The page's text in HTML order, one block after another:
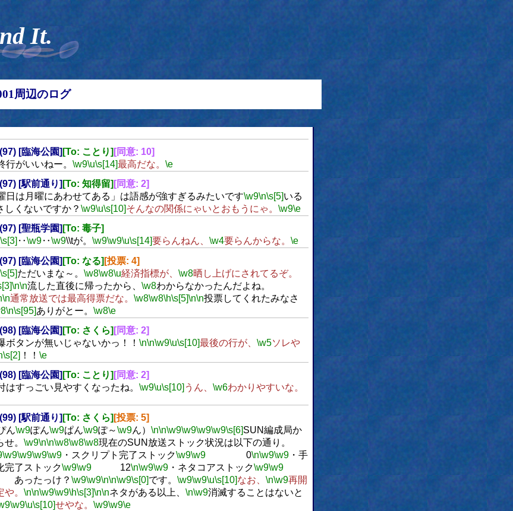
It.
周辺のログ
[臨海公園] [To: ことり] [同意: 10]
行がいいねー。 \w9\u\s[14]最高だな。 \e
[駅前通り] [To: 知得留] [同意: 2]
日は月曜にあわせてある」は語感が強すぎるみたいです\w9\n\s[5]いる
しくないですか？ \w9\u\s[10]そんなの関係にゃいとおもうにゃ。 \w9\e
[聖瓶学園] [To: 毒子]
\s[3] ‥\w9‥\w9\\tが。 \w9\w9\u\s[14]要らんねん、 \w4要らんからな。 \e
[臨海公園] [To: なる] [投票: 4]
\s[5]ただいまな～。 \w8\w8\u経済指標が、 \w8晒し上げにされてるぞ。
\n\n流した直後に帰ったから、 \w8わからなかったんだよね。
\n通常放送では最高得票だな。 \w8\w8\h\s[5]\n\n投票してくれたみなさ
\n\s[95]ありがとー。 \w8\e
[臨海公園] [To: さくら] [同意: 2]
ボタンが無いじゃないかっ！！ \n\n\w9\u\s[10]最後の行が、 \w5ソレや
\s[2] ！！ \e
[臨海公園] [To: ことり] [同意: 2]
はすっごい見やすくなったね。 \w9\u\s[10] うん、 \w6わかりやすいな。
[駅前通り] [To: さくら] [投票: 5]
ん\w9ぽん\w9ぱん\w9ぽ～\w9ん） \n\n\w9\w9\w9\w9\s[6]SUN編成局か
。 \w9\n\n\w8\w8\w8現在のSUN放送ストック状況は以下の通り。
\w9\w9\w9\w9・スクリプト完了ストック\w9\w90\n\w9\w9・手
完了ストック\w9\w912\n\w9\w9・ネタコアストック\w9\w9
っけ？ \w9\w9\n\n\w9\s[0]です。 \w9\w9\u\s[10]なお、 \n\w9再開
。 \n\n\w9\w9\h\s[3]\n\nネタがある以上、 \n\w9消滅することはないと
\w9\u\s[10]せやな。 \w9\w9\e